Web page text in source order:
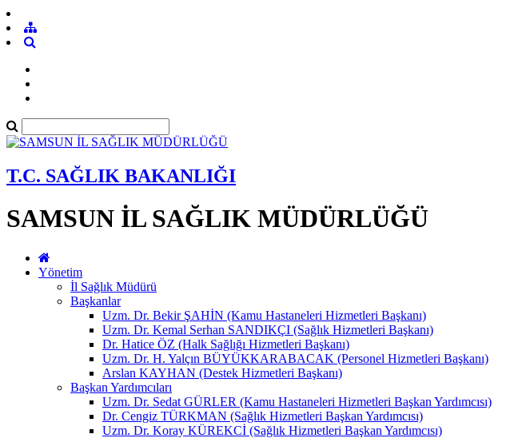
T.C. SAĞLIK BAKANLIĞI
SAMSUN İL SAĞLIK MÜDÜRLÜĞÜ
Yönetim
İl Sağlık Müdürü
Başkanlar
Uzm. Dr. Bekir ŞAHİN (Kamu Hastaneleri Hizmetleri Başkanı)
Uzm. Dr. Kemal Serhan SANDIKÇI (Sağlık Hizmetleri Başkanı)
Dr. Hatice ÖZ (Halk Sağlığı Hizmetleri Başkanı)
Uzm. Dr. H. Yalçın BÜYÜKKARABACAK (Personel Hizmetleri Başkanı)
Arslan KAYHAN (Destek Hizmetleri Başkanı)
Başkan Yardımcıları
Uzm. Dr. Sedat GÜRLER (Kamu Hastaneleri Hizmetleri Başkan Yardımcısı)
Dr. Cengiz TÜRKMAN (Sağlık Hizmetleri Başkan Yardımcısı)
Uzm. Dr. Koray KÜREKCİ (Sağlık Hizmetleri Başkan Yardımcısı)